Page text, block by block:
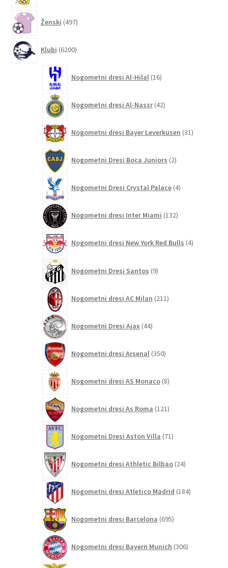
Ženski 497izdelkov
Klubi 6200izdelkov
Nogometni dresi Al-Hilal 16izdelkov
Nogometni dresi Al-Nassr 42izdelkov
Nogometni dresi Bayer Leverkusen 31izdelkov
Nogometni Dresi Boca Juniors 2izdelka
Nogometni Dresi Crystal Palace 4izdelki
Nogometni dresi Inter Miami 132izdelkov
Nogometni dresi New York Red Bulls 4izdelki
Nogometni Dresi Santos 9izdelkov
Nogometni dresi AC Milan 211izdelkov
Nogometni Dresi Ajax 44izdelkov
Nogometni dresi Arsenal 350izdelkov
Nogometni dresi AS Monaco 8izdelkov
Nogometni dresi As Roma 121izdelkov
Nogometni Dresi Aston Villa 71izdelkov
Nogometni dresi Athletic Bilbao 24izdelkov
Nogometni dresi Atletico Madrid 184izdelkov
Nogometni dresi Barcelona 695izdelkov
Nogometni dresi Bayern Munich 306izdelkov